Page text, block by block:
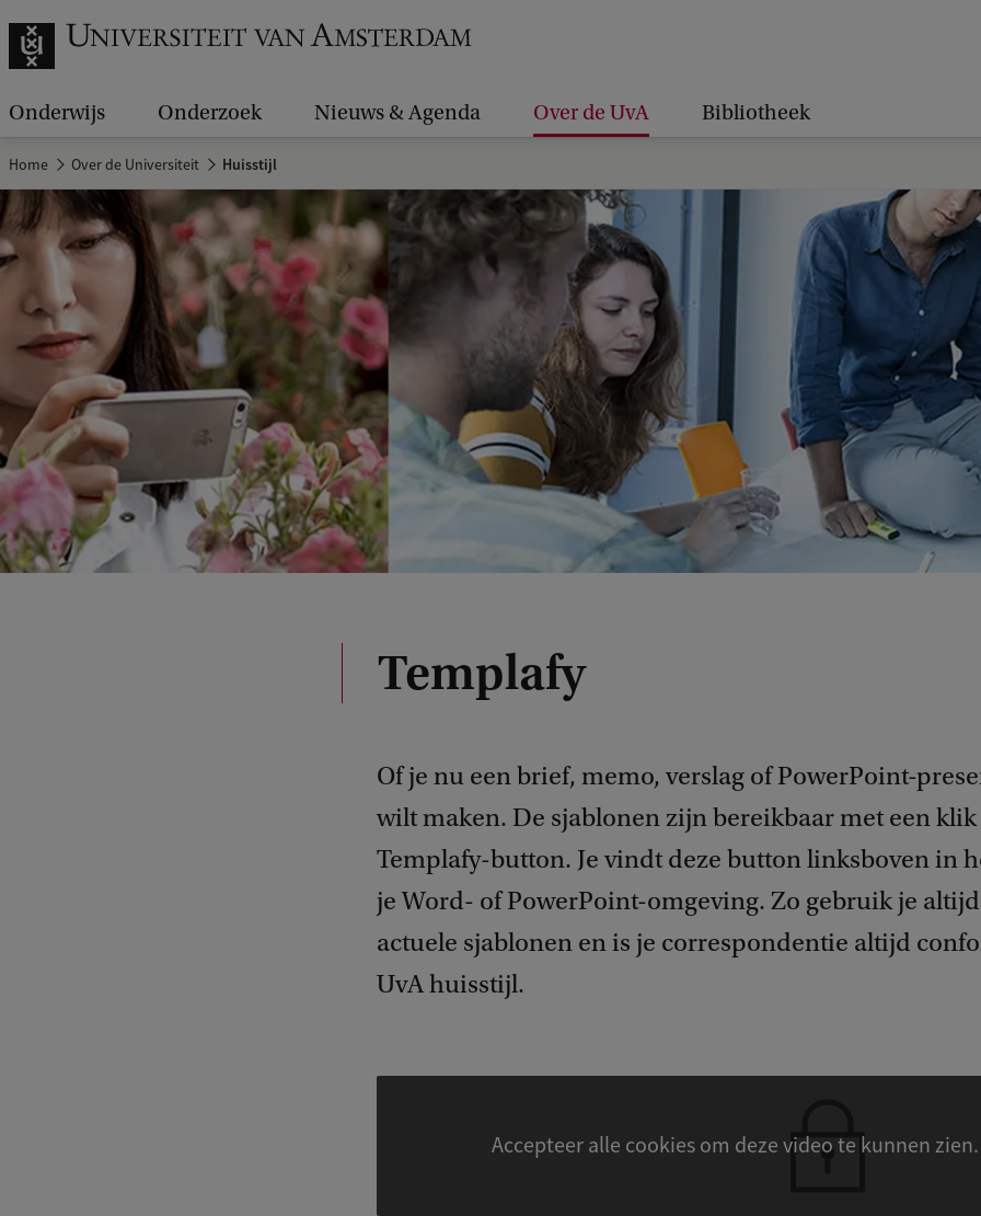
Onderwijs Onderzoek Nieuws & Agenda Over de UvA Bibliotheek
Home Over de Universiteit Huisstijl
Templafy
Of je nu een brief, memo, verslag of PowerPoint-
wilt maken. De sjablonen zijn bereikbaar met een klik
Templafy-button. Je vindt deze button linksboven in
je Word- of PowerPoint-omgeving. Zo gebruik je
actuele sjablonen en is je correspondentie altijd
UvA huisstijl.